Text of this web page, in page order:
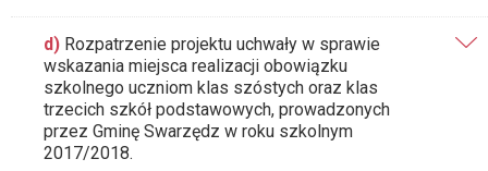
d) Rozpatrzenie projektu uchwały w sprawie
wskazania miejsca realizacji obowiązku
szkolnego uczniom klas szóstych oraz klas
trzecich szkół podstawowych, prowadzonych
przez Gminę Swarzędz w roku szkolnym
2017/2018.